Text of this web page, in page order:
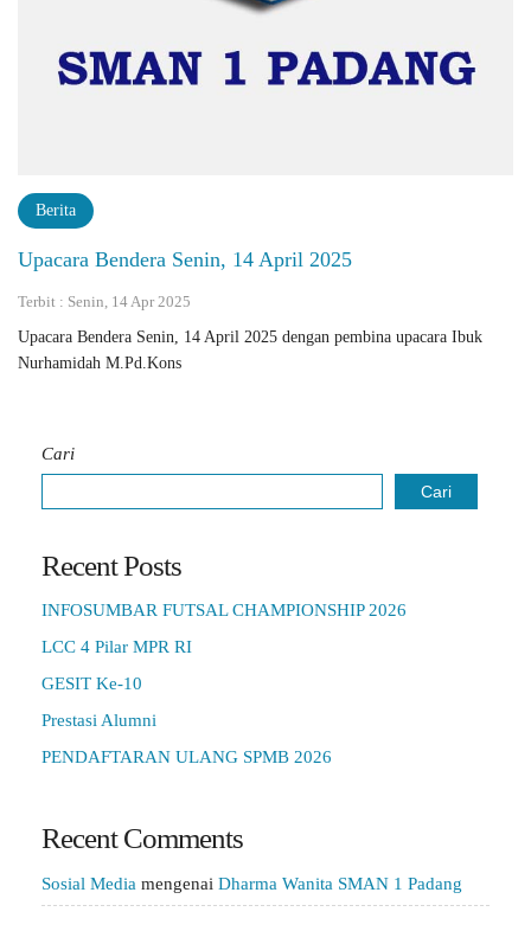
Berita
Upacara Bendera Senin, 14 April 2025
Terbit : Senin, 14 Apr 2025
Upacara Bendera Senin, 14 April 2025 dengan pembina upacara Ibuk
Nurhamidah M.Pd.Kons
Cari
Cari
Recent Posts
INFOSUMBAR FUTSAL CHAMPIONSHIP 2026
LCC 4 Pilar MPR RI
GESIT Ke-10
Prestasi Alumni
PENDAFTARAN ULANG SPMB 2026
Recent Comments
Sosial Media mengenai Dharma Wanita SMAN 1 Padang